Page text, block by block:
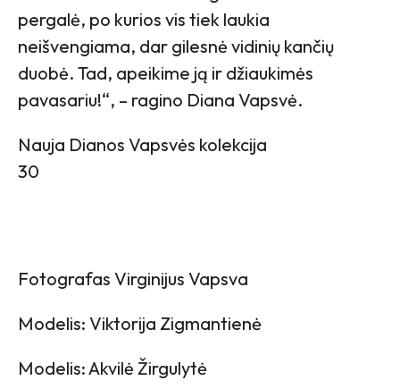
pergalė, po kurios vis tiek laukia
neišvengiama, dar gilesnė vidinių kančių
duobė. Tad, apeikime ją ir džiaukimės
pavasariu!“, – ragino Diana Vapsvė.
Nauja Dianos Vapsvės kolekcija
30
Fotografas Virginijus Vapsva
Modelis: Viktorija Zigmantienė
Modelis: Akvilė Žirgulytė